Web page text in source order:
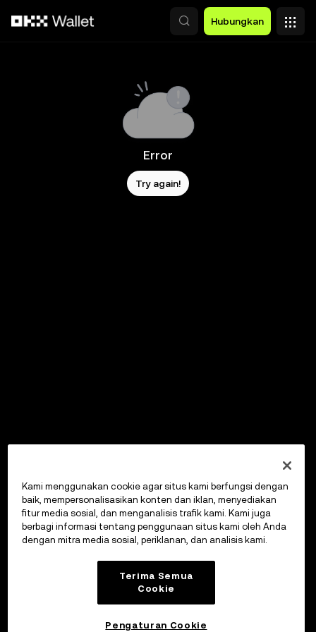
Hubungkan
Error
Try again!
Kami menggunakan cookie agar situs kami berfungsi dengan
baik, mempersonalisasikan konten dan iklan, menyediakan
fitur media sosial, dan menganalisis trafik kami. Kami juga
berbagi informasi tentang penggunaan situs kami oleh Anda
dengan mitra media sosial, periklanan, dan analisis kami.
Terima Semua
Cookie
Pengaturan Cookie